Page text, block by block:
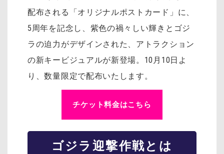
配布される「オリジナルポストカード」に、
5周年を記念し、紫色の禍々しい輝きとゴジ
ラの迫力がデザインされた、アトラクション
の新キービジュアルが新登場。10月10日よ
り、数量限定で配布いたします。
チケット料金はこちら
ゴジラ迎撃作戦とは